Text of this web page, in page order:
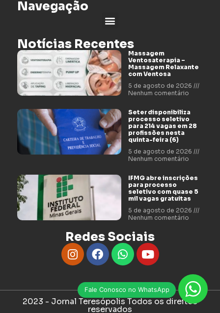
Fale Conosco no WhatsApp
Navegação
Notícias Recentes
Massagem
Ventosaterapia –
Massagem Relaxante
com Ventosa
5 de agosto de 2026
Nenhum comentário
Seter disponibiliza
processo seletivo
para 214 vagas em 28
profissões nesta
quinta-feira (6)
5 de agosto de 2026
Nenhum comentário
IFMG abre inscrições
para processo
seletivo com quase 5
mil vagas gratuitas
5 de agosto de 2026
Nenhum comentário
Redes Sociais
2023 - Jornal Teresópolis Todos os direitos
reservados